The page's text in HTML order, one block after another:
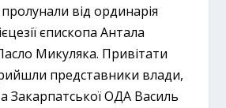
від ординарія
єпископа Антала
Микуляка. Привітати
представники влади,
Закарпатської ОДА Василь